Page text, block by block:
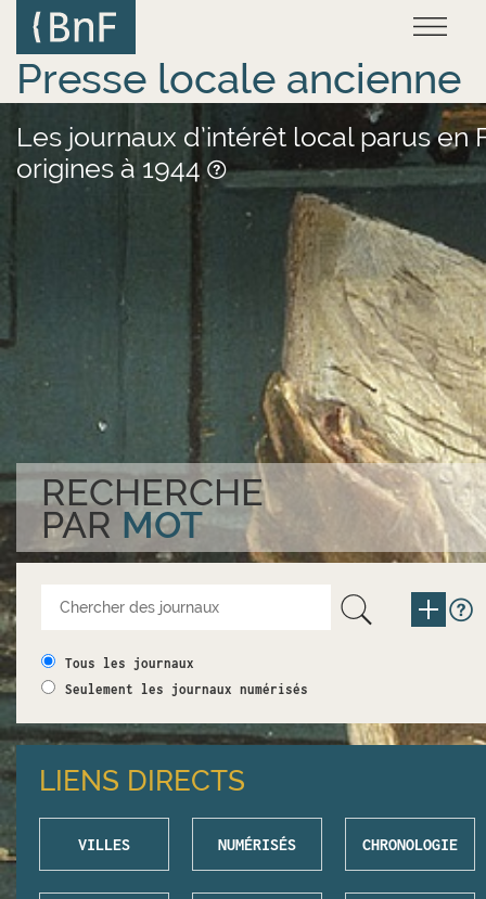
contenu
principal
Presse locale ancienne
Les journaux d’intérêt local parus en
origines à 1944
RECHERCHE
PAR MOT
Tous les journaux
Seulement les journaux numérisés
LIENS DIRECTS
VILLES NUMÉRISÉS CHRONOLOGIE
Panneau de gestion des cookies